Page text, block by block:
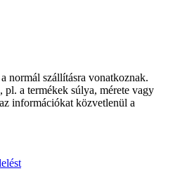
normál szállításra vonatkoznak.
a termékek súlya, mérete vagy
információkat közvetlenül a